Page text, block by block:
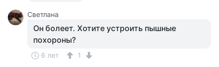
Светлана
Он болеет. Хотите устроить пышные
похороны?
6 лет 1